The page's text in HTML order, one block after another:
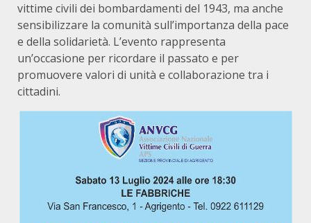
vittime civili dei bombardamenti del 1943, ma anche
sensibilizzare la comunità sull’importanza della pace
e della solidarietà. L’evento rappresenta
un’occasione per ricordare il passato e per
promuovere valori di unità e collaborazione tra i
cittadini.